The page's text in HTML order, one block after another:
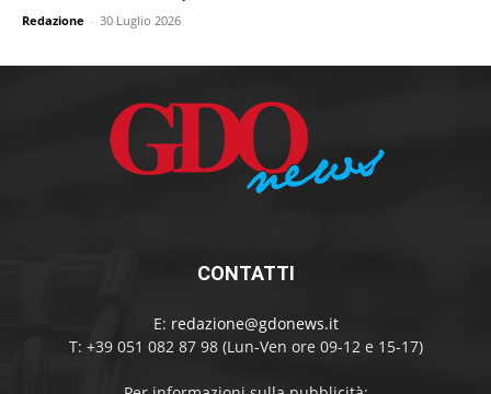
Redazione - 30 Luglio 2026
CONTATTI
E: redazione@gdonews.it
T: +39 051 082 87 98 (Lun-Ven ore 09-12 e 15-17)